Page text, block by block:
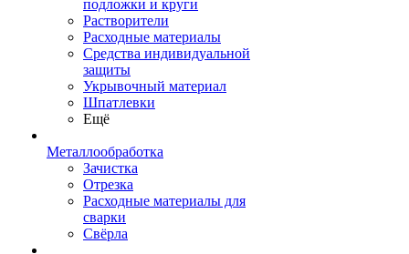
подложки и круги
Растворители
Расходные материалы
Средства индивидуальной
защиты
Укрывочный материал
Шпатлевки
Ещё
Металлообработка
Зачистка
Отрезка
Расходные материалы для
сварки
Свёрла